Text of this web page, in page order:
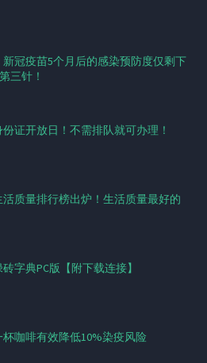
冠疫苗5个月后的感染预防度仅剩下
三针！
证开放日！不需排队就可办理！
活质量排行榜出炉！生活质量最好的
字典PC版【附下载连接】
咖啡有效降低10%染疫风险